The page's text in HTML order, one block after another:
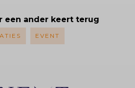
een ander keert terug
EVENT